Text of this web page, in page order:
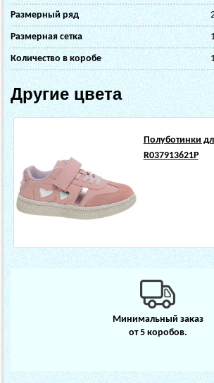
Размерный ряд
Размерная сетка
Количество в коробе
Другие цвета
Полуботинки
R037913621P
Минимальный заказ
от 5 коробов.